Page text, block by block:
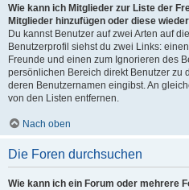
Wie kann ich Mitglieder zur Liste der
Mitglieder hinzufügen oder diese
Du kannst Benutzer auf zwei Arten auf
Benutzerprofil siehst du zwei Links:
Freunde und einen zum Ignorieren des
persönlichen Bereich direkt Benutzer zu
deren Benutzernamen eingibst. An
von den Listen entfernen.
Nach oben
Die Foren durchsuchen
Wie kann ich ein Forum oder mehrere